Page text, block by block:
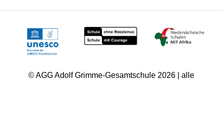
© AGG Adolf Grimme-Gesamtschule 2026 | alle